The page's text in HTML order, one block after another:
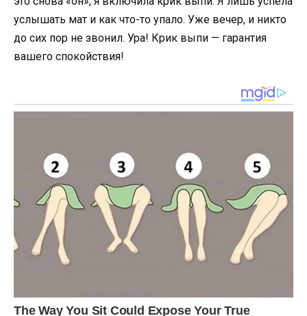
услышать мат и как что-то упало. Уже вечер, и никто
до сих пор не звонил. Ура! Крик выпи — гарантия
вашего спокойствия!